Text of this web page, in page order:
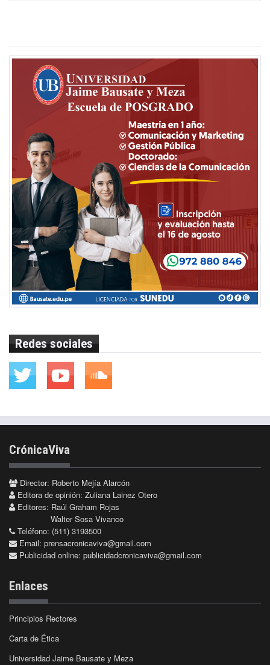
Redes sociales
CrónicaViva
Director: Roberto Mejía Alarcón
Editora de opinión: Zuliana Lainez Otero
Editores: Raúl Graham Rojas
Walter Sosa Vivanco
Teléfono: (511) 3193500
Email: prensacronicaviva@gmail.com
Publicidad online: publicidadcronicaviva@gmail.com
Enlaces
Principios Rectores
Carta de Ética
Universidad Jaime Bausate y Meza